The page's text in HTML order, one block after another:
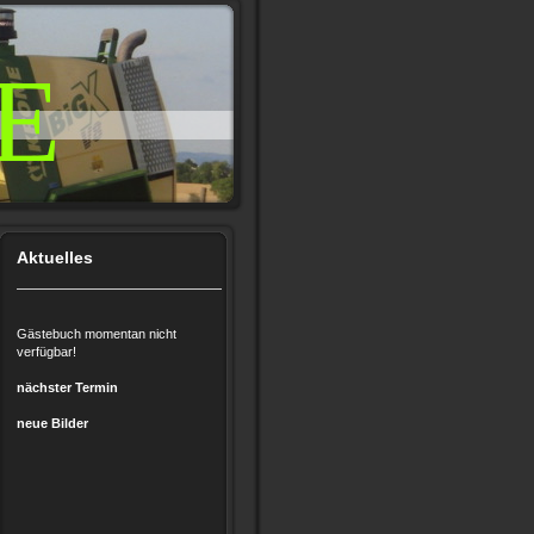
Aktuelles
Gästebuch momentan nicht
verfügbar!
nächster Termin
neue Bilder